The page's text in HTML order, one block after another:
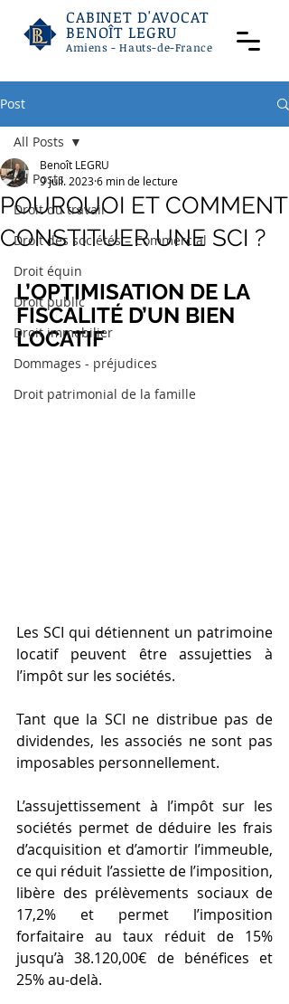
CABINET D'AVOCAT
BENOÎT LEGRU
Amiens - Hauts-de-France
Post
All Posts
Droit du travail
Droit des sociétés – Commercial
Droit équin
Droit public
Droit immobilier
Dommages - préjudices
Droit patrimonial de la famille
All Posts
POURQUOI ET COMMENT
CONSTITUER UNE SCI ?
Benoît LEGRU
9 juil. 20236 min de lecture
L’OPTIMISATION DE LA
FISCALITÉ D’UN BIEN
LOCATIF
Les SCI qui détiennent un patrimoine
locatif peuvent être assujetties à
l’impôt sur les sociétés.
Tant que la SCI ne distribue pas de
dividendes, les associés ne sont pas
imposables personnellement.
L’assujettissement à l’impôt sur les
sociétés permet de déduire les frais
d’acquisition et d’amortir l’immeuble,
ce qui réduit l’assiette de l’imposition,
libère des prélèvements sociaux de
17,2% et permet l’imposition
forfaitaire au taux réduit de 15%
jusqu’à 38.120,00€ de bénéfices et
25% au-delà.